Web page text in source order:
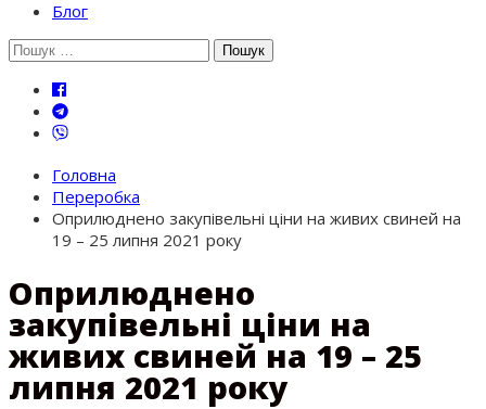
Блог
Шукати:
Головна
Переробка
Оприлюднено закупівельні ціни на живих свиней на
19 – 25 липня 2021 року
Оприлюднено
закупівельні ціни на
живих свиней на 19 – 25
липня 2021 року